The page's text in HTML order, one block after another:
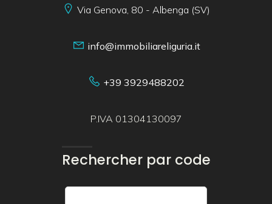
Via Genova, 80 - Albenga (SV)
info@immobiliareliguria.it
+39 3929488202
P.IVA 01304130097
Rechercher par code